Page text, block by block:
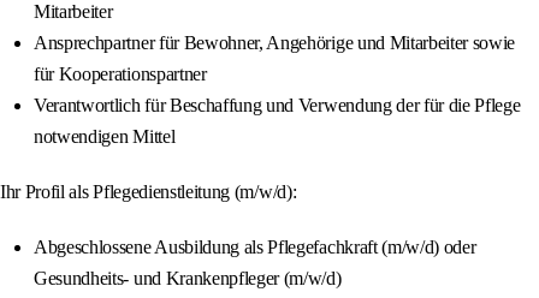
Mitarbeiter
Ansprechpartner für Bewohner, Angehörige und Mitarbeiter sowie
für Kooperationspartner
Verantwortlich für Beschaffung und Verwendung der für die Pflege
notwendigen Mittel
Ihr Profil als Pflegedienstleitung (m/w/d):
Abgeschlossene Ausbildung als Pflegefachkraft (m/w/d) oder
Gesundheits- und Krankenpfleger (m/w/d)